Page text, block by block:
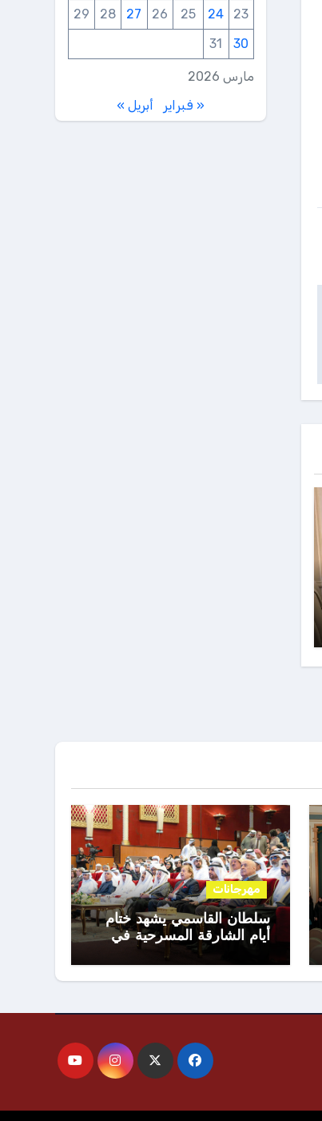
مارس 2026
23
24
25
26
27
28
29
30
31
« فبراير أبريل »
مهرجانات
سلطان القاسمي يشهد ختام
أيام الشارقة المسرحية في